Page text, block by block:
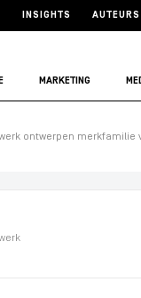
INSIGHTS AUTEURS
MARKETING
ontwerpen merkfamilie